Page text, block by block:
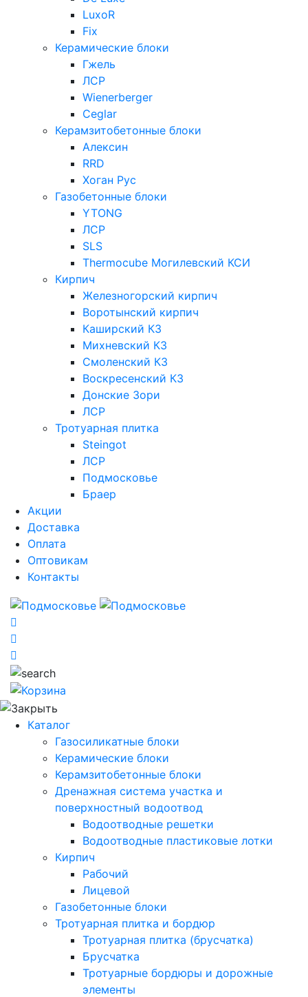
LuxoR
Fix
Керамические блоки
Гжель
ЛСР
Wienerberger
Ceglar
Керамзитобетонные блоки
Алексин
RRD
Хоган Рус
Газобетонные блоки
YTONG
ЛСР
SLS
Thermocube Могилевский КСИ
Кирпич
Железногорский кирпич
Воротынский кирпич
Каширский КЗ
Михневский КЗ
Смоленский КЗ
Воскресенский КЗ
Донские Зори
ЛСР
Тротуарная плитка
Steingot
ЛСР
Подмосковье
Браер
Акции
Доставка
Оплата
Оптовикам
Контакты
Каталог
Газосиликатные блоки
Керамические блоки
Керамзитобетонные блоки
Дренажная система участка и
поверхностный водоотвод
Водоотводные решетки
Водоотводные пластиковые лотки
Кирпич
Рабочий
Лицевой
Газобетонные блоки
Тротуарная плитка и бордюр
Тротуарная плитка (брусчатка)
Брусчатка
Тротуарные бордюры и дорожные
элементы